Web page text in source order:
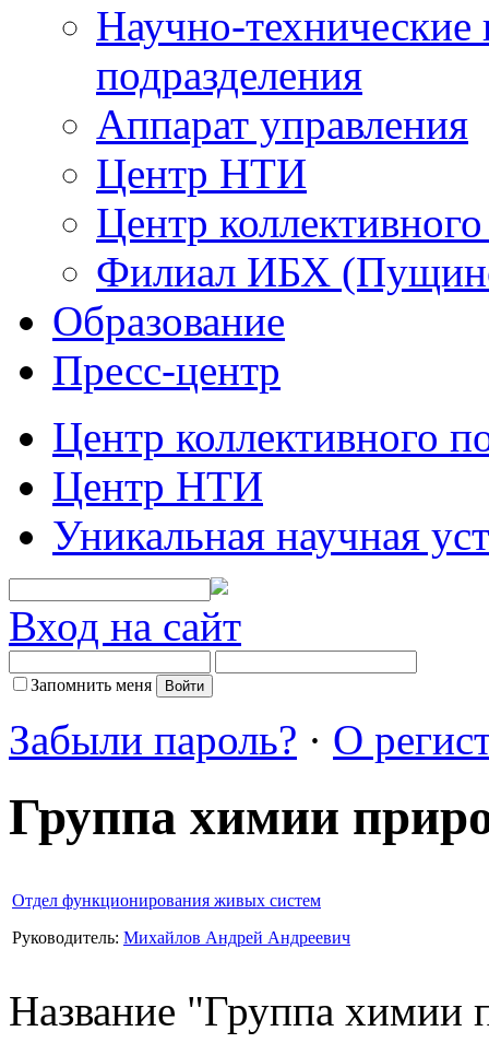
Научно-технические
подразделения
Аппарат управления
Центр НТИ
Центр
Филиал ИБХ
Образование
Пресс-центр
Центр коллективного
Центр НТИ
Уникальная научная
Вход на сайт
Запомнить меня
Забыли пароль? · О
Группа химии
Отдел функционирования живых систем
Руководитель: Михайлов Андрей Андреевич
Название "Группа химии